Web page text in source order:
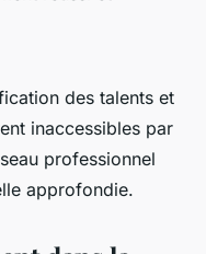
des talents et
inaccessibles par
professionnel
approfondie.